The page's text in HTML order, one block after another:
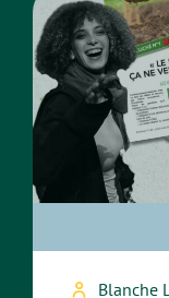
Blanche